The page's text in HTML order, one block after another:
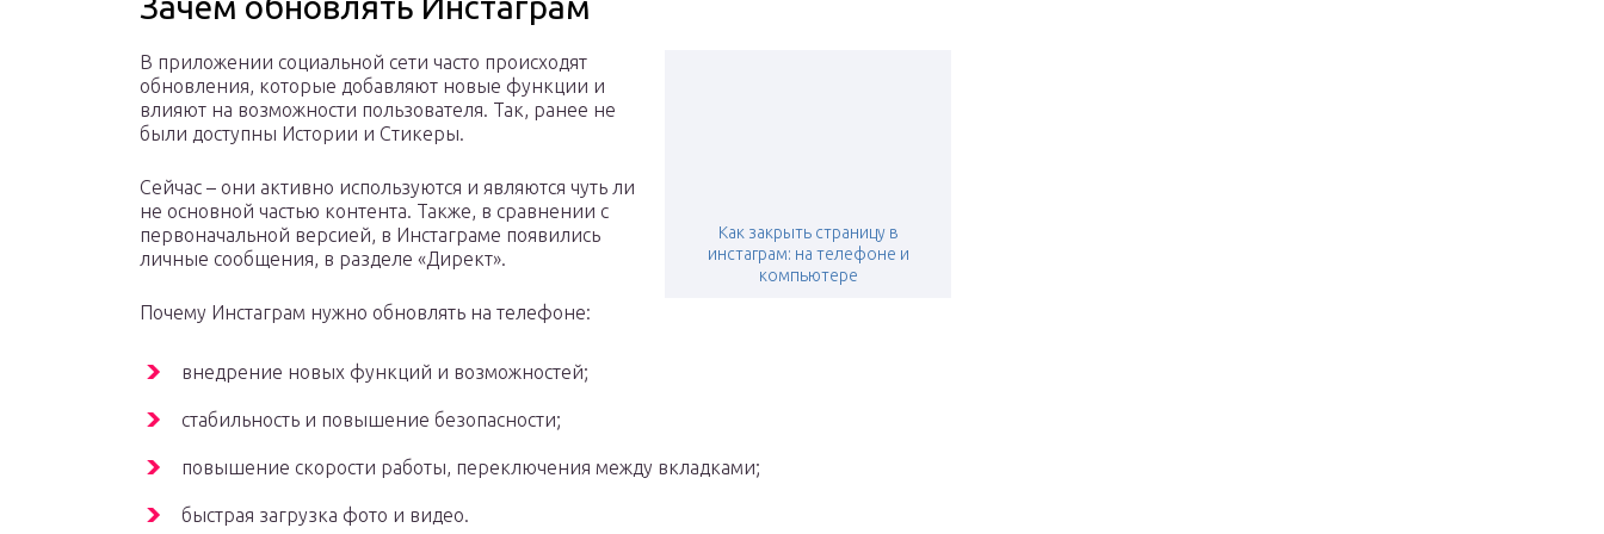
Как закрыть страницу в
инстаграм: на телефоне и
компьютере
В приложении социальной сети часто происходят
обновления, которые добавляют новые функции и
влияют на возможности пользователя. Так, ранее не
были доступны Истории и Стикеры.
Сейчас – они активно используются и являются чуть ли
не основной частью контента. Также, в сравнении с
первоначальной версией, в Инстаграме появились
личные сообщения, в разделе «Директ».
Почему Инстаграм нужно обновлять на телефоне:
внедрение новых функций и возможностей;
стабильность и повышение безопасности;
повышение скорости работы, переключения между вкладками;
быстрая загрузка фото и видео.